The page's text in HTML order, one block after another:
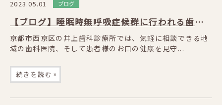
2023.05.01 ブログ
【ブログ】睡眠時無呼吸症候群に行われる歯科的治療とは
京都市西京区の井上歯科診療所では、気軽に相談できる地
域の歯科医院、そして患者様のお口の健康を見守...
続きを読む »